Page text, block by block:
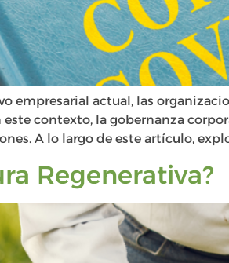
empresarial actual, las
contexto, la gobernanza
A lo largo de este artículo,
Regenerativa?